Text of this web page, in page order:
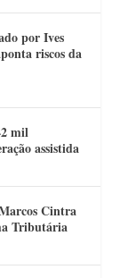
por Ives
riscos da
mil
assistida
Cintra
Tributária